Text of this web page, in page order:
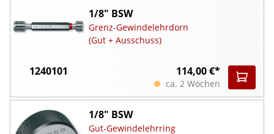
1/8" BSW
Grenz-Gewindelehrdorn
(Gut + Ausschuss)
1240101 114,00 €*
ca. 2 Wochen
1/8" BSW
Gut-Gewindelehrring